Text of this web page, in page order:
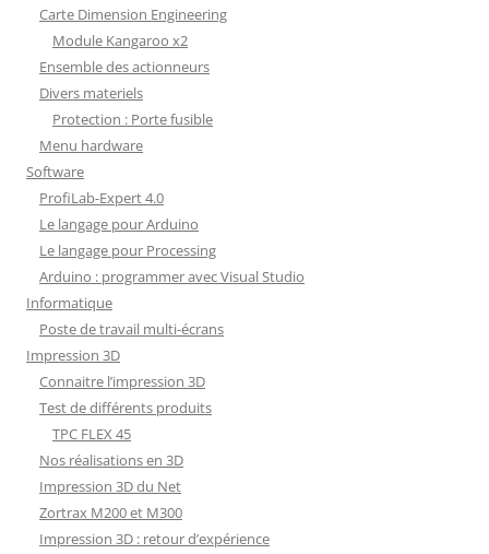
Carte Dimension Engineering
Module Kangaroo x2
Ensemble des actionneurs
Divers materiels
Protection : Porte fusible
Menu hardware
Software
ProfiLab-Expert 4.0
Le langage pour Arduino
Le langage pour Processing
Arduino : programmer avec Visual Studio
Informatique
Poste de travail multi-écrans
Impression 3D
Connaitre l’impression 3D
Test de différents produits
TPC FLEX 45
Nos réalisations en 3D
Impression 3D du Net
Zortrax M200 et M300
Impression 3D : retour d’expérience